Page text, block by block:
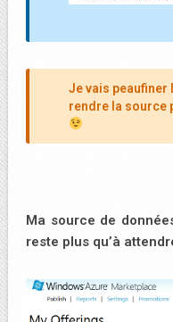
Je vais peaufiner
rendre la source
Ma source de
reste plus qu’à